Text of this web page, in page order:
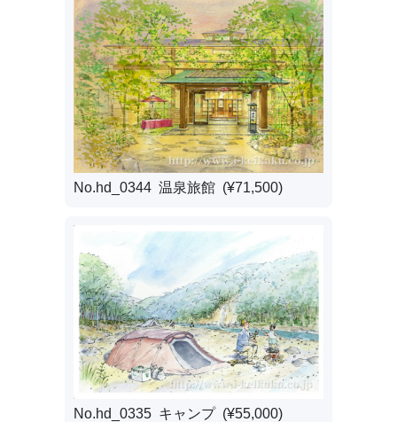
No.hd_0344 温泉旅館 (¥71,500)
No.hd_0335 キャンプ (¥55,000)